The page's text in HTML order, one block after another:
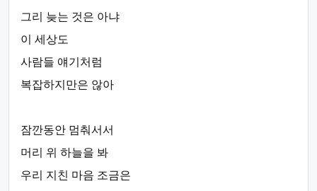
그리 늦는 것은 아냐
이 세상도
사람들 얘기처럼
복잡하지만은 않아
잠깐동안 멈춰서서
머리 위 하늘을 봐
우리 지친 마음 조금은